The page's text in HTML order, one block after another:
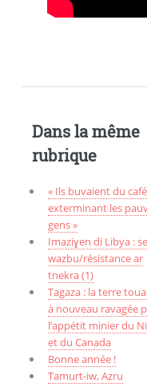
Dans la même
rubrique
« Ils buvaient du
exterminant les
gens »
Imaziɣen di Libya :
wazbu/résistance ar
tnekra (1)
Tagaza : la terre
à nouveau ravagée
l’appétit minier du
et du Canada
Bonne année !
Tamurt-iw, Aẓru